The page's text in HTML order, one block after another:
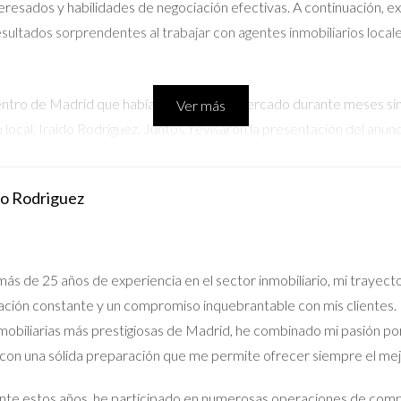
y habilidades de negociación efectivas. A continuación,
sorprendentes al trabajar con agentes inmobiliarios
de Madrid que había estado en el mercado durante meses
Iraido Rodriguez. Juntos, revisaron la presentación del
una buena estrategia puede acelerar el proceso de venta.
que deseaba vender antes del inicio del nuevo año escolar.
con Iraido Rodriguez, Juan aprendió sobre la importancia de
efectivas para asegurar que Juan obtuviera el mejor trato
al esperado gracias a la experiencia y habilidades de su
abrumada por la cantidad de consultas que recibía tras
Ver más
Rodriguez
de 25 años de experiencia en el sector inmobiliario, mi
constante y un compromiso inquebrantable con mis clientes.
más prestigiosas de Madrid, he combinado mi pasión
una sólida preparación que me permite ofrecer siempre el
estos años, he participado en numerosas operaciones de